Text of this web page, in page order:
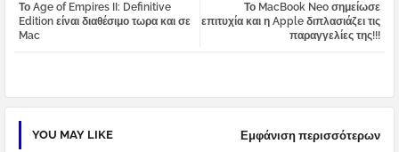
Το MacBook Neo σημείωσε
επιτυχία και η Apple διπλασιάζει τις
παραγγελίες της!!!
Το Age of Empires II: Definitive
Edition είναι διαθέσιμο τωρα και σε
Mac
YOU MAY LIKE Εμφάνιση περισσότερων